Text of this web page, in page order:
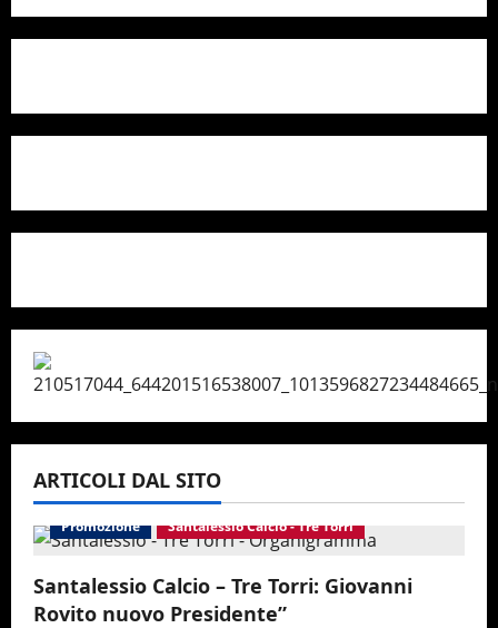
ARTICOLI DAL SITO
Promozione Santalessio Calcio - Tre Torri
Santalessio Calcio – Tre Torri: Giovanni
Rovito nuovo Presidente”